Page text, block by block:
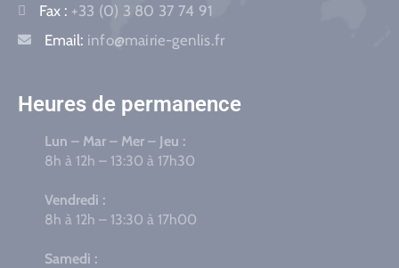
Fax : +33 (0) 3 80 37 74 91
Email: info@mairie-genlis.fr
Heures de permanence
Lun – Mar – Mer – Jeu :
8h à 12h – 13:30 à 17h30
Vendredi :
8h à 12h – 13:30 à 17h00
Samedi :